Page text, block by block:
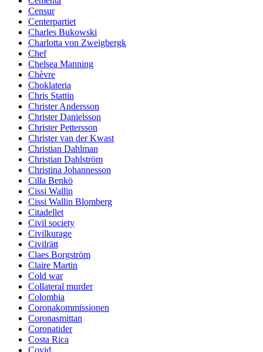
Censur
Centerpartiet
Charles Bukowski
Charlotta von Zweigbergk
Chef
Chelsea Manning
Chèvre
Choklateria
Chris Stattin
Christer Andersson
Christer Danielsson
Christer Pettersson
Christer van der Kwast
Christian Dahlman
Christian Dahlström
Christina Johannesson
Cilla Benkö
Cissi Wallin
Cissi Wallin Blomberg
Citadellet
Civil society
Civilkurage
Civilrätt
Claes Borgström
Claire Martin
Cold war
Collateral murder
Colombia
Coronakommissionen
Coronasmittan
Coronatider
Costa Rica
Covid